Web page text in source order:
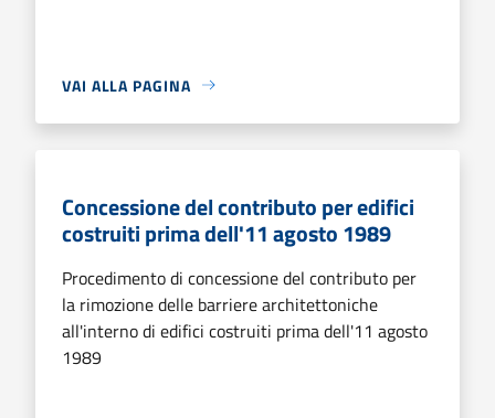
VAI ALLA PAGINA
Concessione del contributo per edifici
costruiti prima dell'11 agosto 1989
Procedimento di concessione del contributo per
la rimozione delle barriere architettoniche
all'interno di edifici costruiti prima dell'11 agosto
1989